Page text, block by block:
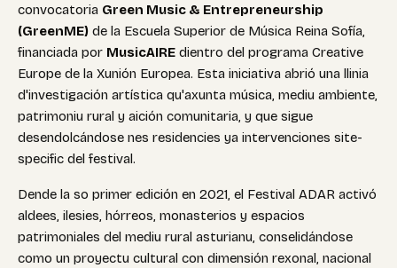
convocatoria Green Music & Entrepreneurship
(GreenME) de la Escuela Superior de Música Reina Sofía,
financiada por MusicAIRE dientro del programa Creative
Europe de la Xunión Europea. Esta iniciativa abrió una llinia
d'investigación artística qu'axunta música, mediu ambiente,
patrimoniu rural y aición comunitaria, y que sigue
desendolcándose nes residencies ya intervenciones site-
specific del festival.
Dende la so primer edición en 2021, el Festival ADAR activó
aldees, ilesies, hórreos, monasterios y espacios
patrimoniales del mediu rural asturianu, conselidándose
como un proyectu cultural con dimensión rexonal, nacional